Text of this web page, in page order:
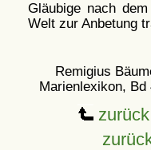
Gläubige nach
Welt zur Anbetung
Remigius
Marienlexikon,